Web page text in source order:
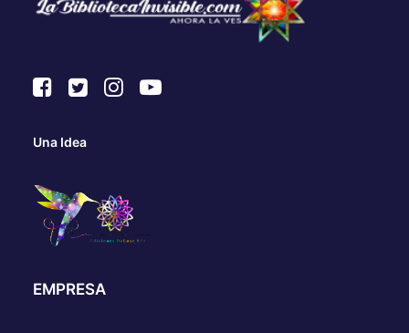
Una Idea
EMPRESA